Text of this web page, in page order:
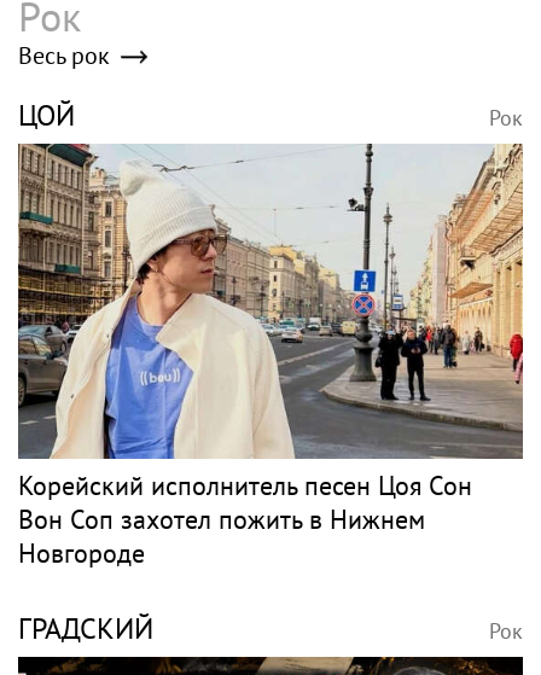
Певица ÁARPI: как
грамотно подобрать
гардероб для
выступлений
Певица Сати Казанова
призналась, что
назвала дочь в честь
индуистской богини
Бутман рассказал, что
на его концертах в ЕС и
США протестовали
проплаченные люди
Певец Билан признался
в слушателям в любви
после критики
Спорт в России и
мире